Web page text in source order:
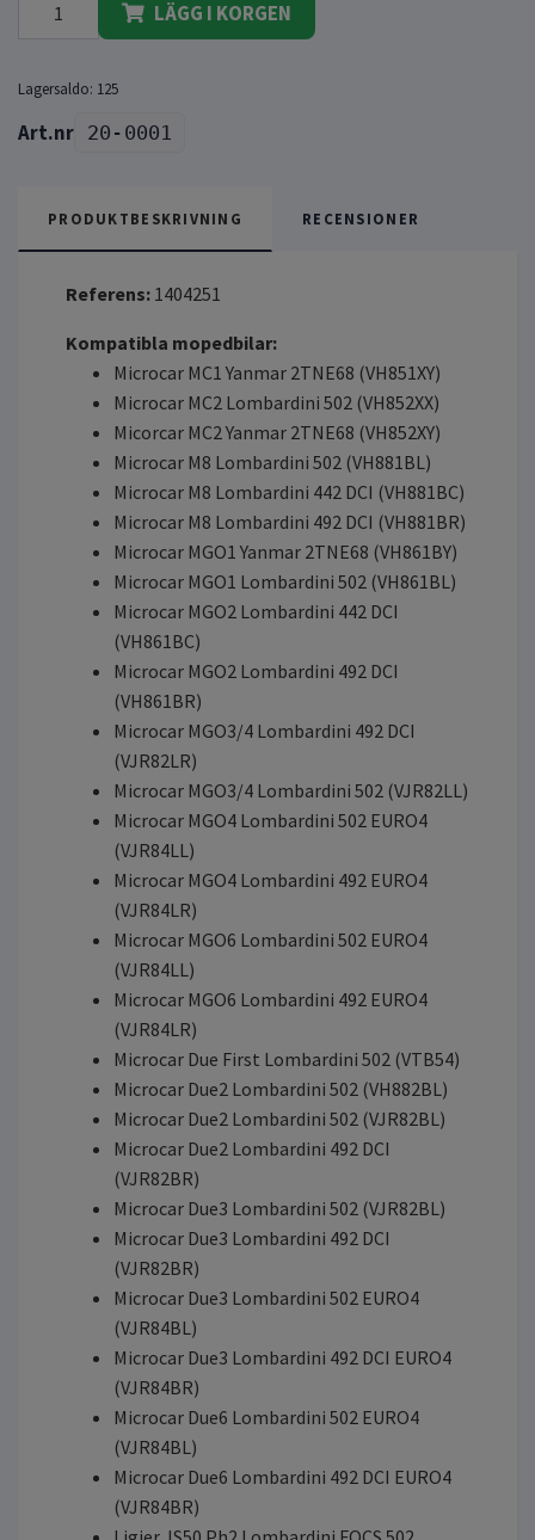
LÄGG I KORGEN
Lagersaldo: 125
20-0001
PRODUKTBESKRIVNING RECENSIONER
Referens: 1404251
Kompatibla mopedbilar:
Microcar MC1 Yanmar 2TNE68 (VH851XY)
Microcar MC2 Lombardini 502 (VH852XX)
Micorcar MC2 Yanmar 2TNE68 (VH852XY)
Microcar M8 Lombardini 502 (VH881BL)
Microcar M8 Lombardini 442 DCI (VH881BC)
Microcar M8 Lombardini 492 DCI (VH881BR)
Microcar MGO1 Yanmar 2TNE68 (VH861BY)
Microcar MGO1 Lombardini 502 (VH861BL)
Microcar MGO2 Lombardini 442 DCI
(VH861BC)
Microcar MGO2 Lombardini 492 DCI
(VH861BR)
Microcar MGO3/4 Lombardini 492 DCI
(VJR82LR)
Microcar MGO3/4 Lombardini 502 (VJR82LL)
Microcar MGO4 Lombardini 502 EURO4
(VJR84LL)
Microcar MGO4 Lombardini 492 EURO4
(VJR84LR)
Microcar MGO6 Lombardini 502 EURO4
(VJR84LL)
Microcar MGO6 Lombardini 492 EURO4
(VJR84LR)
Microcar Due First Lombardini 502 (VTB54)
Microcar Due2 Lombardini 502 (VH882BL)
Microcar Due2 Lombardini 502 (VJR82BL)
Microcar Due2 Lombardini 492 DCI
(VJR82BR)
Microcar Due3 Lombardini 502 (VJR82BL)
Microcar Due3 Lombardini 492 DCI
(VJR82BR)
Microcar Due3 Lombardini 502 EURO4
(VJR84BL)
Microcar Due3 Lombardini 492 DCI EURO4
(VJR84BR)
Microcar Due6 Lombardini 502 EURO4
(VJR84BL)
Microcar Due6 Lombardini 492 DCI EURO4
(VJR84BR)